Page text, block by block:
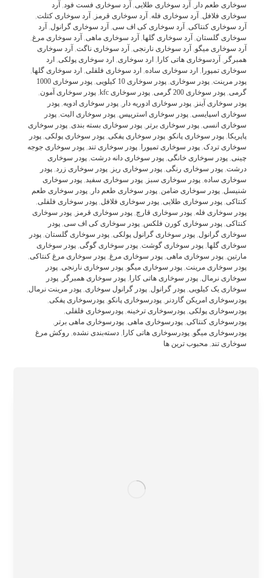
سوخاری طعم دار , آرد سوخاری طلایی, آرد سوخاری فست فود, آرد
سوخاری فلافل, آرد سوخاری فله, آرد سوخاری قرمز , آرد سوخاری کتلت,
آرد سوخاری کنتاکی, آرد سوخاری کی اف سی, آرد سوخاری گرانول, آرد
سوخاری گلستان, آرد سوخاری گلها, آرد سوخاری ماهی, آرد سوخاری مرغ,
آرد سوخاری میگو, آرد سوخاری نارنجی, آرد سوخاری ناگت, آرد سوخاری
همبرگر , آردسوخاری هاتی کارا , ارد سوخاری, ارد سوخاری پولکی, ارد
سوخاری تمپورا , ارد سوخاری ساده, ارد سوخاری فلفلی, ارد سوخاری گلها,
پودر مرینت,پودر سوخاری,پودر سوخاری 10 کیلویی ,
پودر سوخاری 1000
گرمی,پودر سوخاری 200 گرمی ,پودر سوخاری kfc ,پودر سوخاری آمون,
پودر سوخاری آینز ,پودر سوخاری ادوریه دار ,پودر سوخاری ادویه,پودر
سوخاری اسپایسی,پودر سوخاری استریپس,پودر سوخاری الیت,پودر
سوخاری انسی,پودر سوخاری برتر ,پودر سوخاری بسته بندی,پودر سوخاری
پاپریکا,پودر سوخاری پانکو,پودر سوخاری پفکی,پودر سوخاری پولکی,پودر
سوخاری تردک,پودر سوخاری تمپورا ,پودر سوخاری تند,پودر سوخاری جوجه
چینی,پودر سوخاری خانگی,پودر سوخاری دانه درشت,پودر سوخاری
درشت,پودر سوخاری رنگی,پودر سوخاری ریز ,پودر سوخاری زرد,پودر
سوخاری ساده,پودر سوخاری سبز ,پودر سوخاری سفید,پودر سوخاری
شنیسل,پودر سوخاری ضامن,پودر سوخاری طعم دار ,پودر سوخاری طعم
کنتاکی,پودر سوخاری طلایی,پودر سوخاری فلافل,پودر سوخاری فلفلی,
پودر سوخاری فله,پودر سوخاری قارچ,پودر سوخاری قرمز ,پودر سوخاری
کنتاکی,پودر سوخاری کورن فلکس,پودر سوخاری کی اف سی,پودر
سوخاری گرانول,پودر سوخاری گرانول پولکی,پودر سوخاری گلستان,پودر
سوخاری گلها,پودر سوخاری گوشت,پودر سوخاری گوگی,پودر سوخاری
مارتین,پودر سوخاری ماهی,پودر سوخاری مرغ,پودر سوخاری مرغ کنتاکی,
پودر سوخاری مرینت,پودر سوخاری میگو,پودر سوخاری نارنجی,پودر
سوخاری نرمال,پودر سوخاری هاتی کارا ,پودر سوخاری همبرگر ,پودر
سوخاری یک کیلویی,پودر گرانول,پودر گرانول سوخاری,پودر مرینت نرمال,
پودرسوخاری امریکن گاردنر ,پودرسوخاری پانکو,پودرسوخاری پفکی,
پودرسوخاری پولکی,پودرسوخاری ترخینه,پودرسوخاری فلفلی,
پودرسوخاری کنتاکی,پودرسوخاری ماهی,پودرسوخاری ماهی برتر ,
پودرسوخاری میگو,پودرسوخاری هاتی کارا ,دسته‌بندی نشده, روکش مرغ
سوخاری تند,محبوب ترین ها